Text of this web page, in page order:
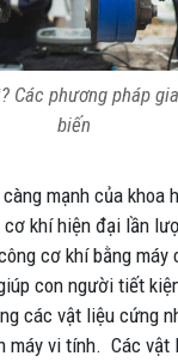
Các phương pháp
biến
mạnh của khoa
cơ khí hiện đại lần
cơ khí bằng máy
con người tiết
các vật liệu cứng
máy vi tính. Các vật